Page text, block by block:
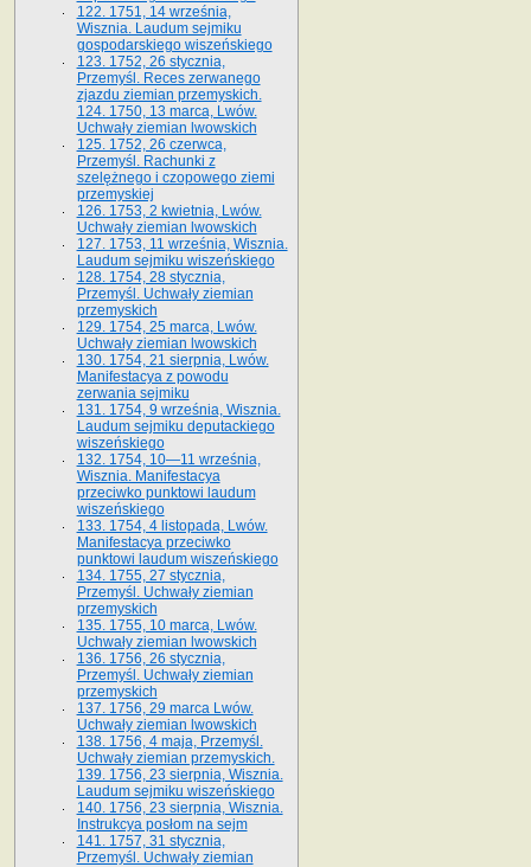
122. 1751, 14 września,
Wisznia. Laudum sejmiku
gospodarskiego wiszeńskiego
123. 1752, 26 stycznia,
Przemyśl. Reces zerwanego
zjazdu ziemian przemyskich.
124. 1750, 13 marca, Lwów.
Uchwały ziemian lwowskich
125. 1752, 26 czerwca,
Przemyśl. Rachunki z
szelężnego i czopowego ziemi
przemyskiej
126. 1753, 2 kwietnia, Lwów.
Uchwały ziemian lwowskich
127. 1753, 11 września, Wisznia.
Laudum sejmiku wiszeńskiego
128. 1754, 28 stycznia,
Przemyśl. Uchwały ziemian
przemyskich
129. 1754, 25 marca, Lwów.
Uchwały ziemian lwowskich
130. 1754, 21 sierpnia, Lwów.
Manifestacya z powodu
zerwania sejmiku
131. 1754, 9 września, Wisznia.
Laudum sejmiku deputackiego
wiszeńskiego
132. 1754, 10—11 września,
Wisznia. Manifestacya
przeciwko punktowi laudum
wiszeńskiego
133. 1754, 4 listopada, Lwów.
Manifestacya przeciwko
punktowi laudum wiszeńskiego
134. 1755, 27 stycznia,
Przemyśl. Uchwały ziemian
przemyskich
135. 1755, 10 marca, Lwów.
Uchwały ziemian lwowskich
136. 1756, 26 stycznia,
Przemyśl. Uchwały ziemian
przemyskich
137. 1756, 29 marca Lwów.
Uchwały ziemian lwowskich
138. 1756, 4 maja, Przemyśl.
Uchwały ziemian przemyskich.
139. 1756, 23 sierpnia, Wisznia.
Laudum sejmiku wiszeńskiego
140. 1756, 23 sierpnia, Wisznia.
Instrukcya posłom na sejm
141. 1757, 31 stycznia,
Przemyśl. Uchwały ziemian